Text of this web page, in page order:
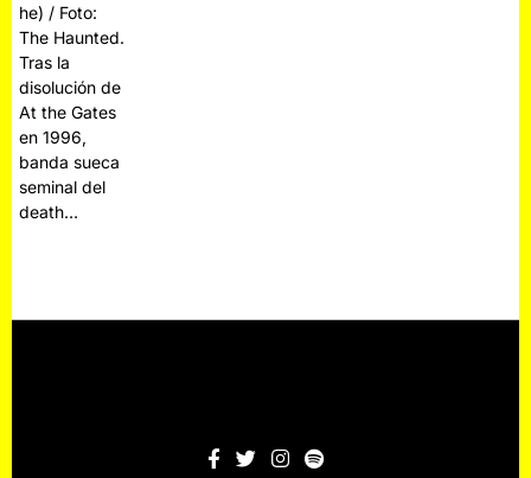
he) / Foto:
The Haunted.
Tras la
disolución de
At the Gates
en 1996,
banda sueca
seminal del
death…